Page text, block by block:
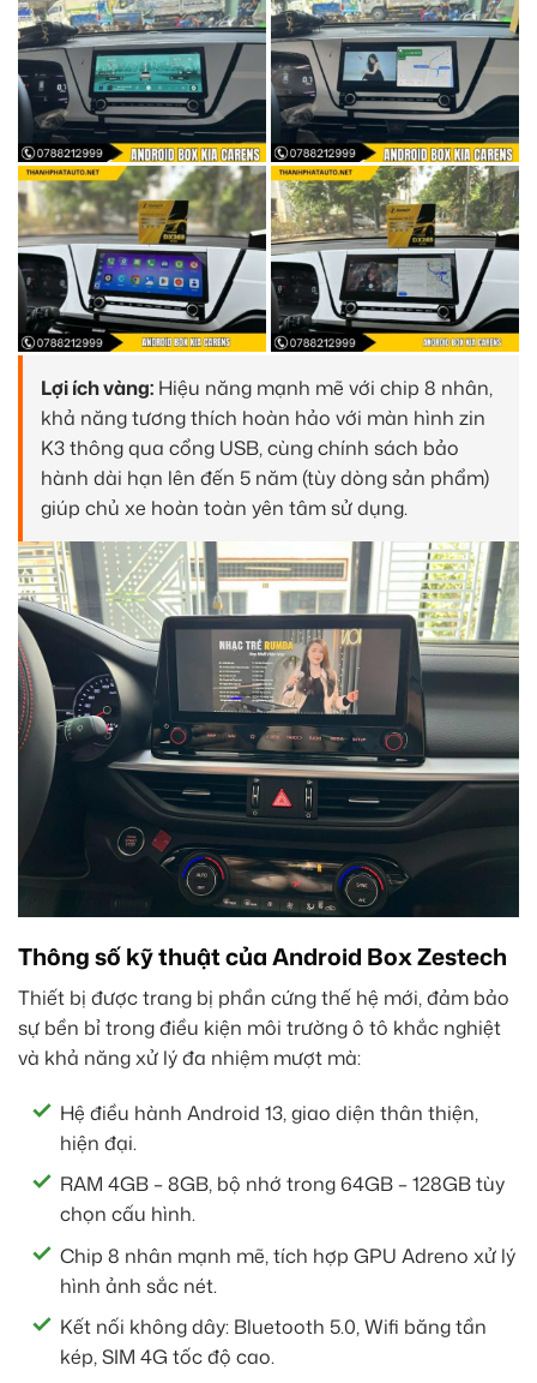
Lợi ích vàng: Hiệu năng mạnh mẽ với chip 8 nhân,
khả năng tương thích hoàn hảo với màn hình zin
K3 thông qua cổng USB, cùng chính sách bảo
hành dài hạn lên đến 5 năm (tùy dòng sản phẩm)
giúp chủ xe hoàn toàn yên tâm sử dụng.
Thông số kỹ thuật của Android Box Zestech
Thiết bị được trang bị phần cứng thế hệ mới, đảm bảo
sự bền bỉ trong điều kiện môi trường ô tô khắc nghiệt
và khả năng xử lý đa nhiệm mượt mà:
Hệ điều hành Android 13, giao diện thân thiện,
hiện đại.
RAM 4GB – 8GB, bộ nhớ trong 64GB – 128GB tùy
chọn cấu hình.
Chip 8 nhân mạnh mẽ, tích hợp GPU Adreno xử lý
hình ảnh sắc nét.
Kết nối không dây: Bluetooth 5.0, Wifi băng tần
kép, SIM 4G tốc độ cao.